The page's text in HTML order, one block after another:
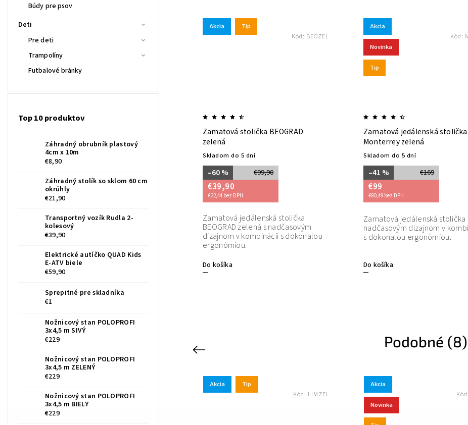
Búdy pre psov
Deti
Pre deti
Trampolíny
Futbalové bránky
Top 10 produktov
Záhradný obrubník plastový
4cm x 10m
€8,90
Záhradný stolík so sklom 60 cm
okrúhly
€21,90
Transportný vozík Rudla 2-
kolesový
€39,90
Elektrické autíčko QUAD Kids
E-ATV biele
€59,90
Sprepitné pre skladníka
€1
Nožnicový stan POLOPROFI
3x4,5 m SIVÝ
€229
Nožnicový stan POLOPROFI
3x4,5 m ZELENÝ
€229
Nožnicový stan POLOPROFI
3x4,5 m BIELY
€229
Tip
svetlo sivá
Skladom do 5 dní
€69,90
€56,83 bez DPH
Do košíka
Elegantná a praktická stolička LYON
dokonalý doplnok vášho interiéru! So svetlo
sivým zamatovým poťahom, ľahkou údržbou a
pohodlie.
Akcia Tip
Zamatová stolička BEOGRAD
zelená
Skladom do 5 dní
€99,90
–60 %
€39,90
€32,44 bez DPH
Do košíka
Zamatová jedálenská stolička
BEOGRAD zelená s nadčasovým
dizajnom v kombinácii s dokonalou
ergonómiou.
Kód: BEOZEL
Akcia
Novinka
Tip
Zamatová jedálenská stolička
Monterrey zelená
Skladom do 5 dní
€169
–41 %
€99
€80,49 bez DPH
Do košíka
Zamatová jedálenská stolička
nadčasovým dizajnom v
s dokonalou ergonómiou.
Kód:
Podobné (8)
Previous
Novinka
Kód:
Akcia Tip
Kód: LIMZEL
Akcia
Novinka
Kód: